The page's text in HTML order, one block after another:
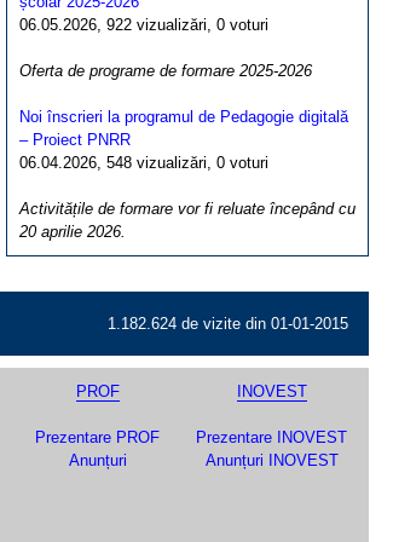
06.05.2026, 922 vizualizări, 0 voturi
Oferta de programe de formare 2025-2026
Noi înscrieri la programul de Pedagogie digitală
– Proiect PNRR
06.04.2026, 548 vizualizări, 0 voturi
Activitățile de formare vor fi reluate începând cu
20 aprilie 2026.
1.182.624 de vizite din 01-01-2015
PROF
Prezentare PROF
Anunțuri
INOVEST
Prezentare INOVEST
Anunțuri INOVEST